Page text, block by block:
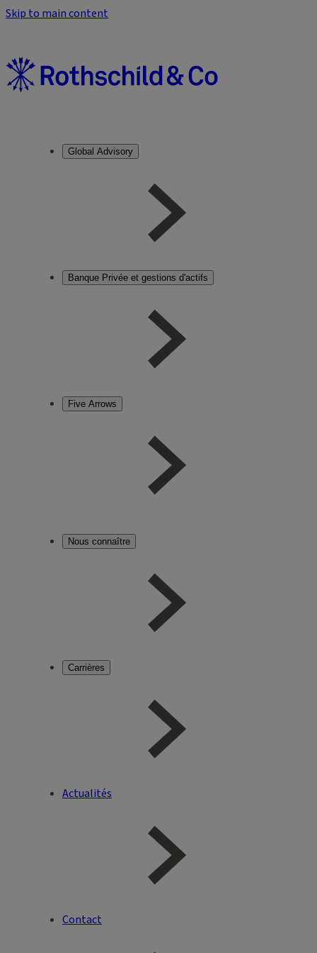
Skip to main content
Global Advisory
Banque Privée et gestions d'actifs
Five Arrows
Nous connaître
Carrières
Actualités
Contact